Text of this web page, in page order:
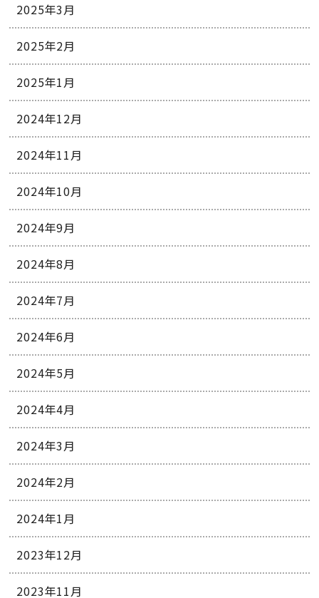
2025年3月
2025年2月
2025年1月
2024年12月
2024年11月
2024年10月
2024年9月
2024年8月
2024年7月
2024年6月
2024年5月
2024年4月
2024年3月
2024年2月
2024年1月
2023年12月
2023年11月